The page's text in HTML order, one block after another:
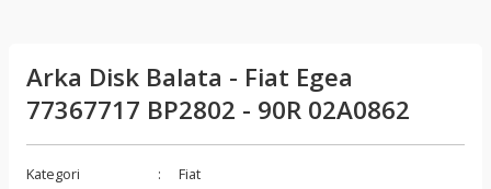
Arka Disk Balata - Fiat Egea
77367717 BP2802 - 90R 02A0862
Kategori
Fiat